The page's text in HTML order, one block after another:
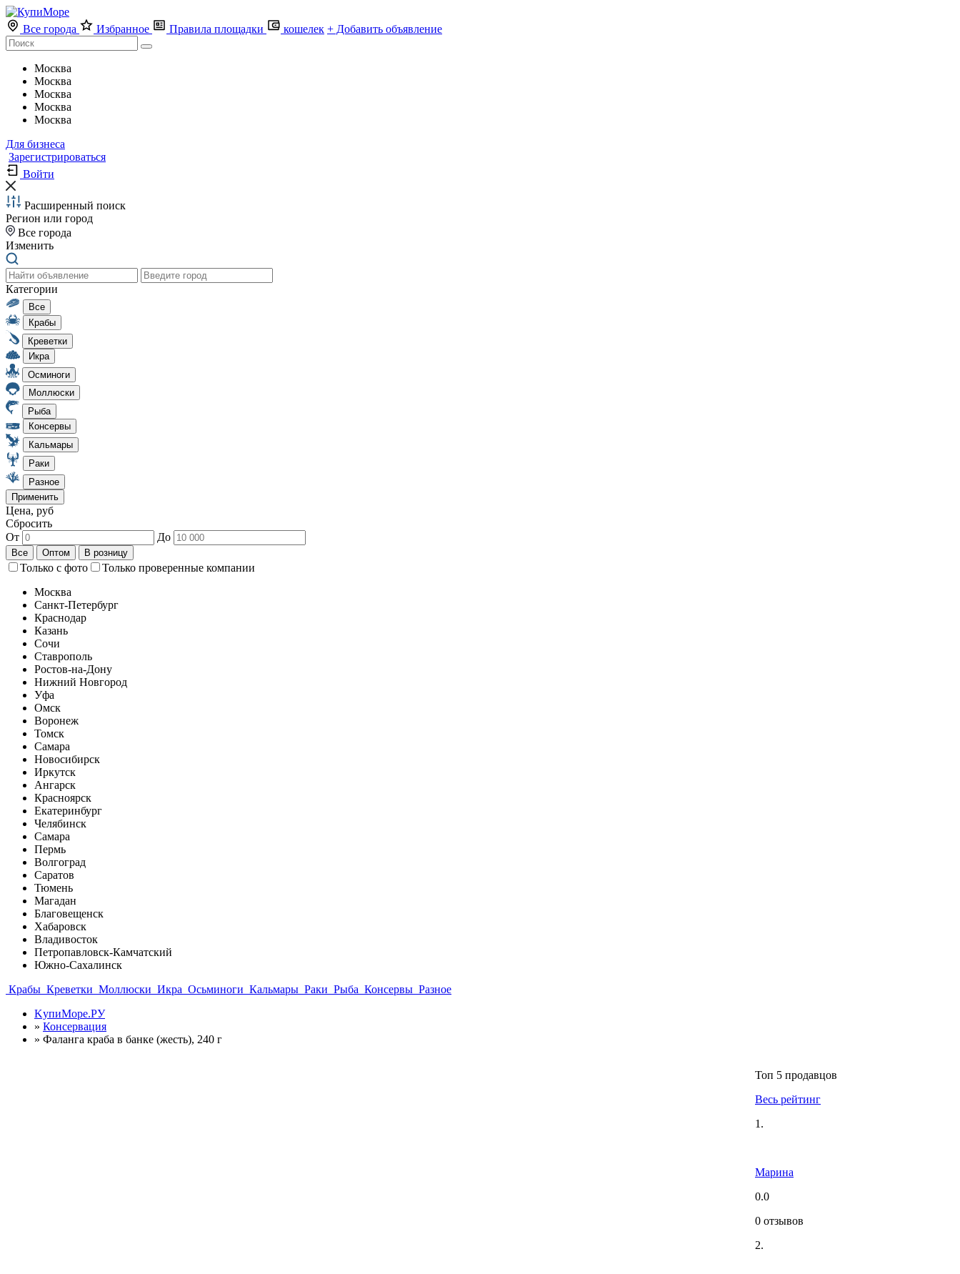
Все города Избранное Правила площадки кошелек + Добавить объявление
Москва
Москва
Москва
Москва
Москва
Для бизнеса
Зарегистрироваться
Войти
Расширенный поиск
Регион или город
Все города
Изменить
Категории
Цена, руб
Сбросить
От
До
Только с фото
Только проверенные компании
Москва
Санкт-Петербург
Краснодар
Казань
Сочи
Ставрополь
Ростов-на-Дону
Нижний Новгород
Уфа
Омск
Воронеж
Томск
Самара
Новосибирск
Иркутск
Ангарск
Красноярск
Екатеринбург
Челябинск
Самара
Пермь
Волгоград
Саратов
Тюмень
Магадан
Благовещенск
Хабаровск
Владивосток
Петропавловск-Камчатский
Южно-Сахалинск
Крабы Креветки Моллюски Икра Осьминоги Кальмары Раки Рыба Консервы Разное
KупиМоре.РУ
» Консервация
» Фаланга краба в банке (жесть), 240 г
Топ 5 продавцов
Весь рейтинг
1.
Марина
0.0
0 отзывов
2.